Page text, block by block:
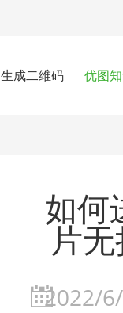
生成二维码 优图
如何
片
2022/